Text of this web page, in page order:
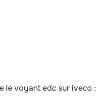
le voyant edc sur